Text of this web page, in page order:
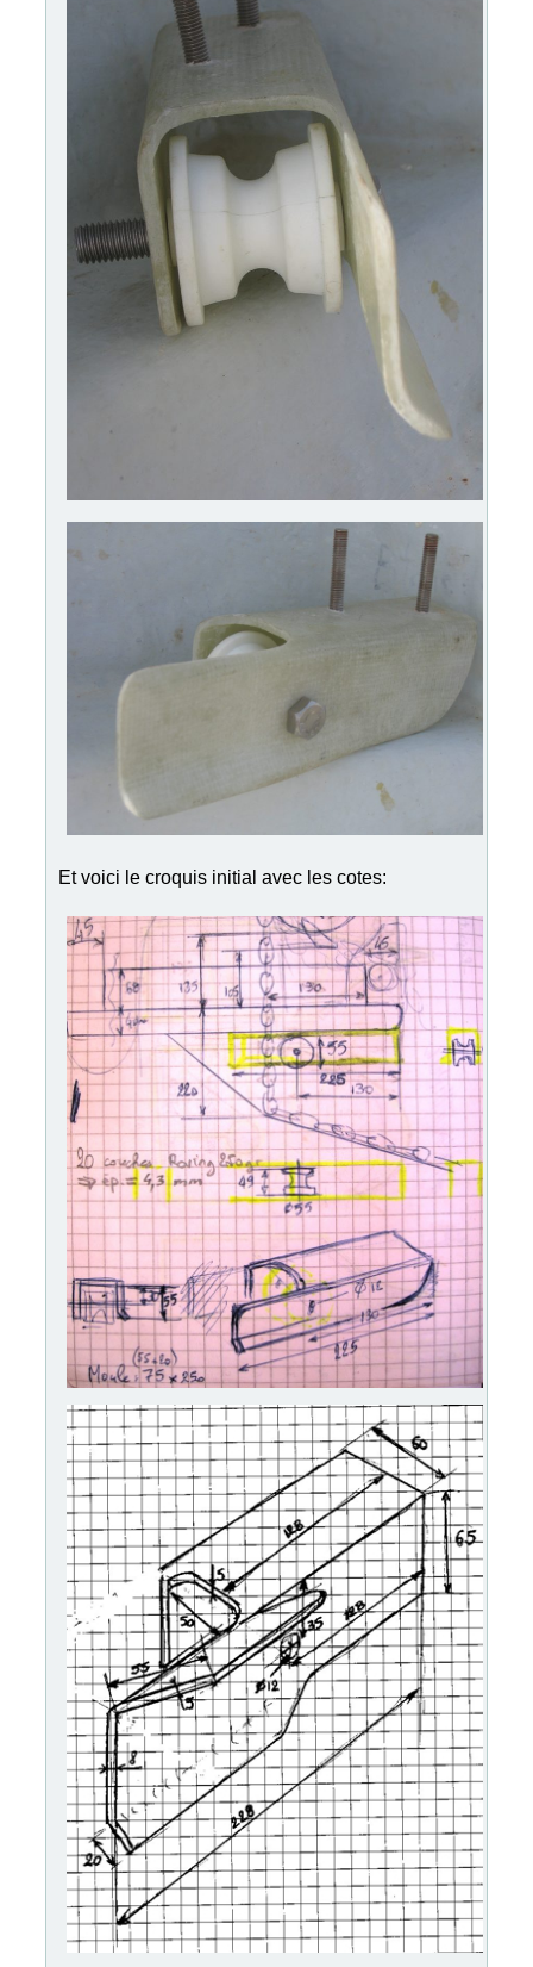
Et voici le croquis initial avec les cotes: